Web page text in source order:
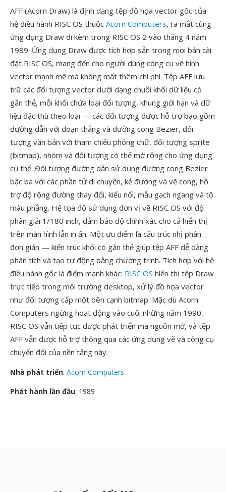
AFF (Acorn Draw) là định dạng tệp đồ họa vector gốc của
hệ điều hành RISC OS thuộc Acorn Computers, ra mắt cùng
ứng dụng Draw đi kèm trong RISC OS 2 vào tháng 4 năm
1989. Ứng dụng Draw được tích hợp sẵn trong mọi bản cài
đặt RISC OS, mang đến cho người dùng công cụ vẽ hình
vector mạnh mẽ mà không mất thêm chi phí. Tệp AFF lưu
trữ các đối tượng vector dưới dạng chuỗi khối dữ liệu có
gắn thẻ, mỗi khối chứa loại đối tượng, khung giới hạn và dữ
liệu đặc thù theo loại — các đối tượng được hỗ trợ bao gồm
đường dẫn với đoạn thẳng và đường cong Bezier, đối
tượng văn bản với tham chiếu phông chữ, đối tượng sprite
(bitmap), nhóm và đối tượng có thẻ mở rộng cho ứng dụng
cụ thể. Đối tượng đường dẫn sử dụng đường cong Bezier
bậc ba với các phần tử di chuyển, kẻ đường và vẽ cong, hỗ
trợ độ rộng đường thay đổi, kiểu nối, mẫu gạch ngang và tô
màu phẳng. Hệ tọa độ sử dụng đơn vị vẽ RISC OS với độ
phân giải 1/180 inch, đảm bảo độ chính xác cho cả hiển thị
trên màn hình lẫn in ấn. Một ưu điểm là cấu trúc nhị phân
đơn giản — kiến trúc khối có gắn thẻ giúp tệp AFF dễ dàng
phân tích và tạo tự động bằng chương trình. Tích hợp với hệ
điều hành gốc là điểm mạnh khác: RISC OS hiển thị tệp Draw
trực tiếp trong môi trường desktop, xử lý đồ họa vector
như đối tượng cấp một bên cạnh bitmap. Mặc dù Acorn
Computers ngừng hoạt động vào cuối những năm 1990,
RISC OS vẫn tiếp tục được phát triển mã nguồn mở, và tệp
AFF vẫn được hỗ trợ thông qua các ứng dụng vẽ và công cụ
chuyển đổi của nền tảng này.
Nhà phát triển: Acorn Computers
Phát hành lần đầu: 1989